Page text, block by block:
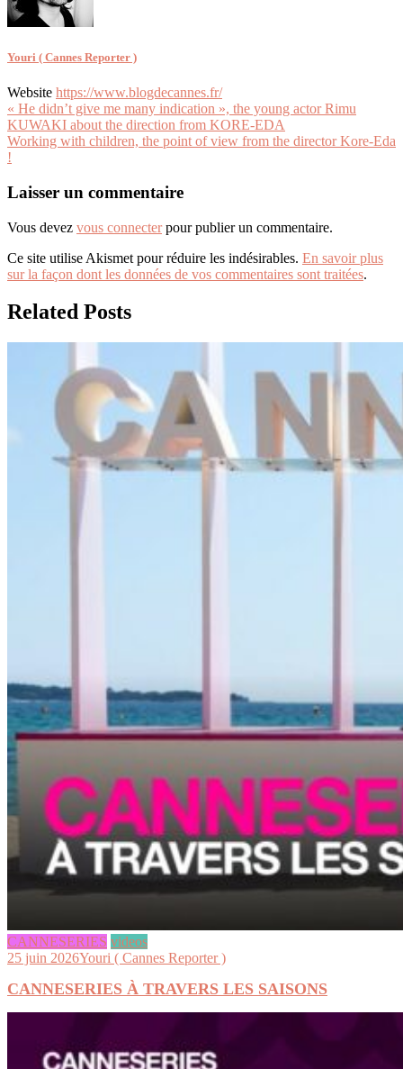
Youri ( Cannes Reporter )
Website https://www.blogdecannes.fr/
Navigation
de
l’article
« He didn’t give me many indication », the young actor Rimu
KUWAKI about the direction from KORE-EDA
Working with children, the point of view from the director Kore-Eda
!
Laisser un commentaire
Vous devez vous connecterpour publier un commentaire.
Ce site utilise Akismet pour réduire les indésirables. En savoir plus
sur la façon dont les données de vos commentaires sont traitées.
Related Posts
CANNESERIES videos
25 juin 2026Youri ( Cannes Reporter )
CANNESERIES À TRAVERS LES SAISONS